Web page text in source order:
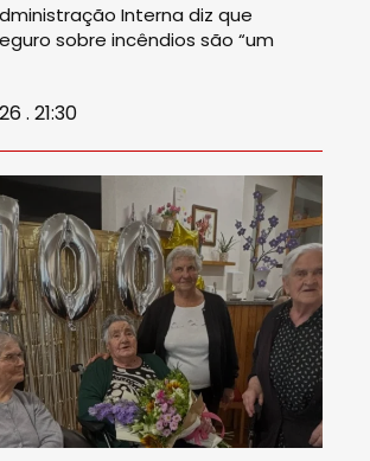
Interna diz que
sobre incêndios são “um
. 21:30